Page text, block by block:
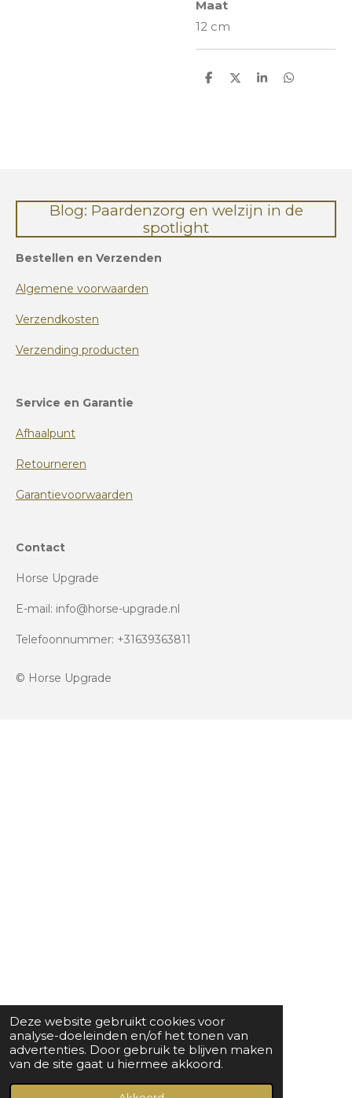
Deze website gebruikt cookies voor
analyse-doeleinden en/of het tonen van
advertenties. Door gebruik te blijven maken
van de site gaat u hiermee akkoord.
Maat
12 cm
D
D
S
D
Blog: Paardenzorg en welzijn in de
spotlight
Bestellen en Verzenden
Algemene voorwaarden
Verzendkosten
Verzending producten
Service en Garantie
Afhaalpunt
Retourneren
Garantievoorwaarden
Contact
Horse Upgrade
E-mail: info@horse-upgrade.nl
Telefoonnummer: +31639363811
© Horse Upgrade